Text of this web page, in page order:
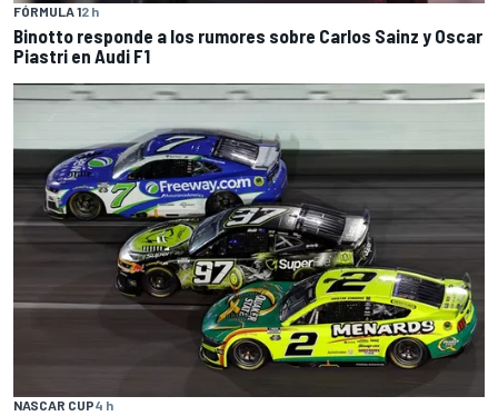
FÓRMULA 12 h
Binotto responde a los rumores sobre Carlos Sainz y Oscar
Piastri en Audi F1
NASCAR CUP4 h